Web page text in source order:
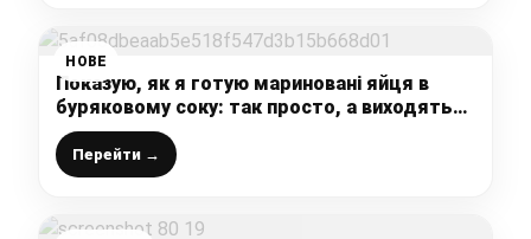
НОВЕ
Показую, як я готую мариновані яйця в
буряковому соку: так просто, а виходять
дуже смачними і красивими, рекомендую
спробувати
Перейти →